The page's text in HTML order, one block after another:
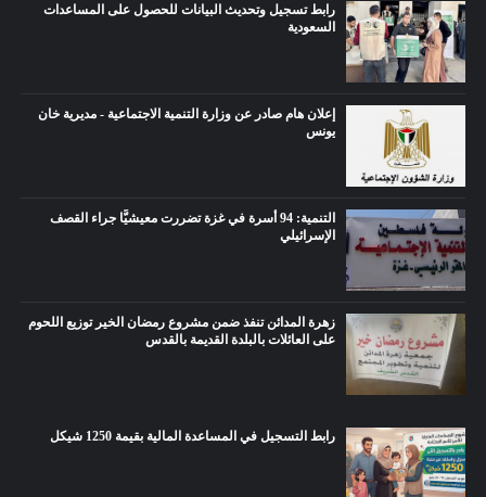
رابط تسجيل وتحديث البيانات للحصول على المساعدات
السعودية
إعلان هام صادر عن وزارة التنمية الاجتماعية - مديرية خان
يونس
التنمية: 94 أسرة في غزة تضررت معيشيًّا جراء القصف
الإسرائيلي
زهرة المدائن تنفذ ضمن مشروع رمضان الخير توزيع اللحوم
على العائلات بالبلدة القديمة بالقدس
رابط التسجيل في المساعدة المالية بقيمة 1250 شيكل